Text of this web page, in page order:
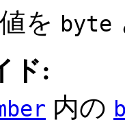
を byte
ド:
内の